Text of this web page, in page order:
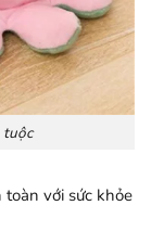
với sức khỏe